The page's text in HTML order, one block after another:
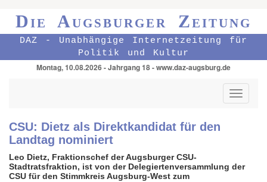
Die Augsburger Zeitung
DAZ - Unabhängige Internetzeitung für
Politik und Kultur
Montag, 10.08.2026 - Jahrgang 18 - www.daz-augsburg.de
Toggle
CSU: Dietz als Direktkandidat für den
Landtag nominiert
Leo Dietz, Fraktionschef der Augsburger CSU-
Stadtratsfraktion, ist von der Delegiertenversammlung der
CSU für den Stimmkreis Augsburg-West zum